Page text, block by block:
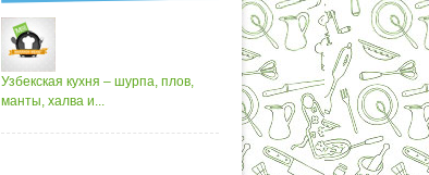
Узбекская кухня – шурпа, плов,
манты, халва и...